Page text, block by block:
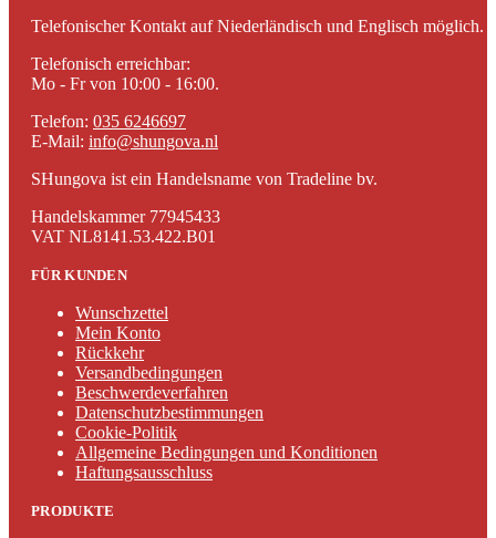
Telefonischer Kontakt auf Niederländisch und Englisch möglich.
Telefonisch erreichbar:
Mo - Fr von 10:00 - 16:00.
Telefon: 035 6246697
E-Mail: info@shungova.nl
SHungova ist ein Handelsname von Tradeline bv.
Handelskammer 77945433
VAT NL8141.53.422.B01
FÜR KUNDEN
Wunschzettel
Mein Konto
Rückkehr
Versandbedingungen
Beschwerdeverfahren
Datenschutzbestimmungen
Cookie-Politik
Allgemeine Bedingungen und Konditionen
Haftungsausschluss
PRODUKTE